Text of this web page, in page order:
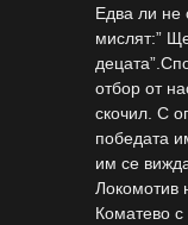
Едва ли не
мислят:”
отбор от
скочил. С
победата
им се
Локомотив
Коматево